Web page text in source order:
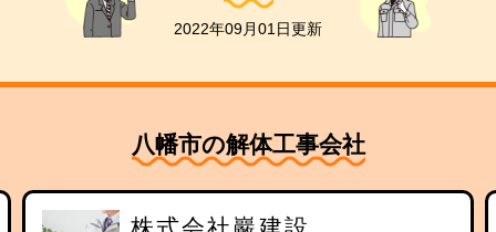
2022年09月01日更新
八幡市の解体工事会社